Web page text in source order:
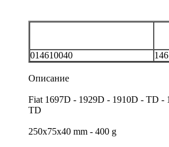
014610040
Описание
Fiat 1697D - 1929D - 1910D - TD -
TD
250x75x40 mm - 400 g